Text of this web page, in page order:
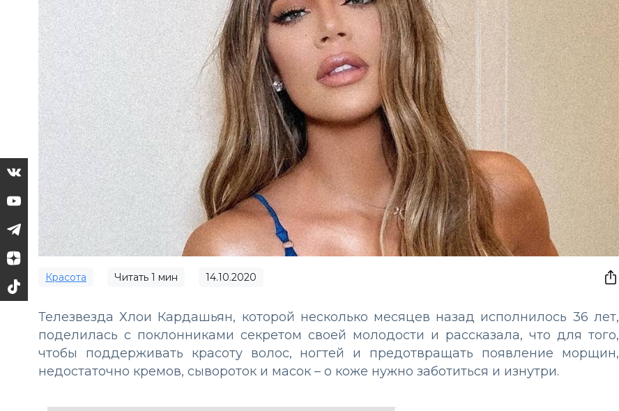
Красота Читать 1 мин 14.10.2020
Телезвезда Хлои Кардашьян, которой несколько месяцев назад исполнилось 36 лет,
поделилась с поклонниками секретом своей молодости и рассказала, что для того,
чтобы поддерживать красоту волос, ногтей и предотвращать появление морщин,
недостаточно кремов, сывороток и масок – о коже нужно заботиться и изнутри.